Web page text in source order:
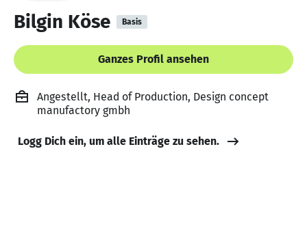
Bilgin Köse Basis
Ganzes Profil ansehen
Angestellt, Head of Production, Design concept
manufactory gmbh
Logg Dich ein, um alle Einträge zu sehen.